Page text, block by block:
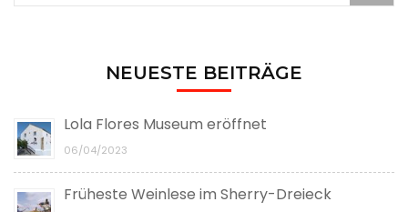
nach:
NEUESTE BEITRÄGE
Lola Flores Museum eröffnet
06/04/2023
Früheste Weinlese im Sherry-Dreieck